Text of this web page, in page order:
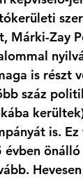
Márki-Zay
is részt
száz
is.